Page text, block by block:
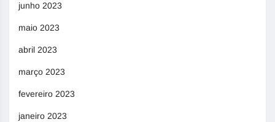
junho 2023
maio 2023
abril 2023
março 2023
fevereiro 2023
janeiro 2023